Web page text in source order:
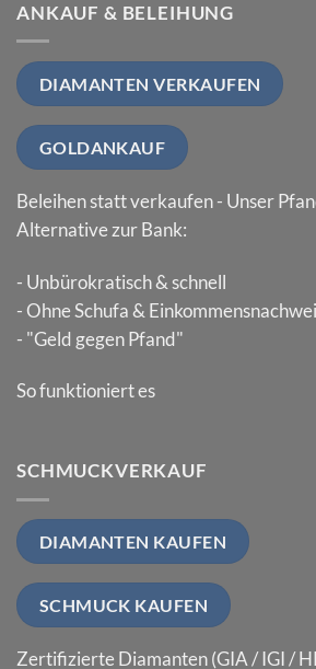
ANKAUF & BELEIHUNG
DIAMANTEN VERKAUFEN
GOLDANKAUF
Beleihen statt verkaufen - Unser
Alternative zur Bank:
- Unbürokratisch & schnell
- Ohne Schufa &
- "Geld gegen Pfand"
So funktioniert es
SCHMUCKVERKAUF
DIAMANTEN KAUFEN
SCHMUCK KAUFEN
Zertifizierte Diamanten (GIA / IGI /